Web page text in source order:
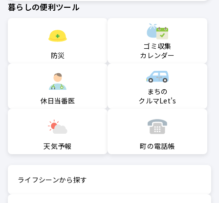
暮らしの便利ツール
防災
ゴミ収集
カレンダー
休日当番医
まちの
クルマLet's
天気予報 町の電話帳
ライフシーンから探す